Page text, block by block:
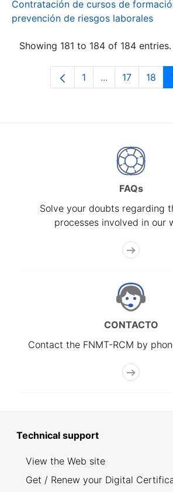
Contratación de cursos de
prevención de riesgos laborales
Showing 181 to 184 of 184 entries.
Page
1 ...Intermediate
Page
17 Page
18
FAQs
Solve your doubts regarding
processes involved in our
CONTACTO
Contact the FNMT-RCM by
Technical support
View the Web site
Get / Renew your Digital